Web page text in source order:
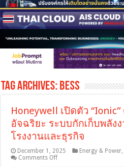
Tag Archives: BESS
Honeywell เปิดตัว
อัจฉริยะ ระบบกักเก็บพลัง
โรงงานและธุรกิจ
December 1, 2025 Energy & Power
Comments Offon